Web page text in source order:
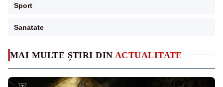
MAI MULTE ȘTIRI DIN ACTUALITATE
Sport
Sanatate